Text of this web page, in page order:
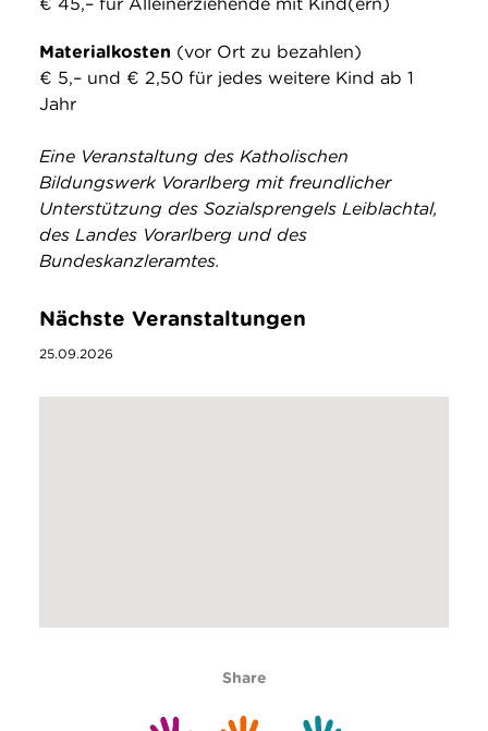
€ 45,– für Alleinerziehende mit Kind(ern)
Materialkosten (vor Ort zu bezahlen)
€ 5,– und € 2,50 für jedes weitere Kind ab 1
Jahr
Eine Veranstaltung des Katholischen
Bildungswerk Vorarlberg mit freundlicher
Unterstützung des Sozialsprengels Leiblachtal,
des Landes Vorarlberg und des
Bundeskanzleramtes.
Nächste Veranstaltungen
25.09.2026
Share